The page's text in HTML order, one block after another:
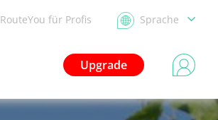
RouteYou für Profis Sprache
Upgrade